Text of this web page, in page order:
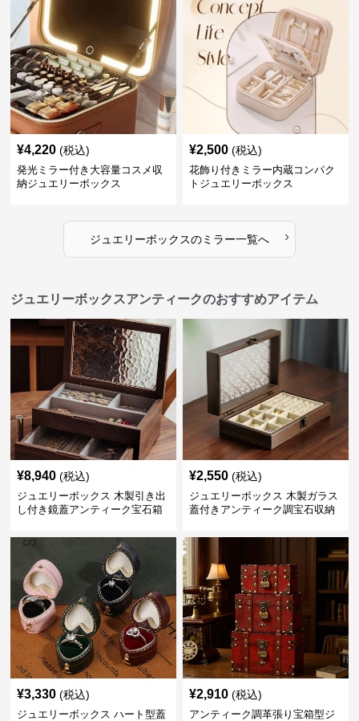
¥4,220 (税込)
発光ミラー付き大容量コスメ収
納ジュエリーボックス
¥2,500 (税込)
花飾り付きミラー内蔵コンパク
トジュエリーボックス
ジュエリーボックスのミラー一覧へ ›
ジュエリーボックスアンティークのおすすめアイテム
¥8,940 (税込)
ジュエリーボックス 木製引き出
し付き鏡蓋アンティーク宝石箱
¥2,550 (税込)
ジュエリーボックス 木製ガラス
蓋付きアンティーク調宝石収納
¥3,330 (税込)
ジュエリーボックス ハート型蓋
¥2,910 (税込)
アンティーク調革張り宝箱型ジ